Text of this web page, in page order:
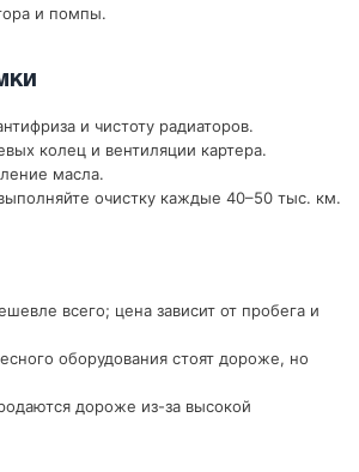
и помпы.
и чистоту радиаторов.
колец и вентиляции картера.
масла.
очистку каждые 40–50 тыс. км.
всего; цена зависит от пробега и
оборудования стоят дороже, но
дороже из-за высокой